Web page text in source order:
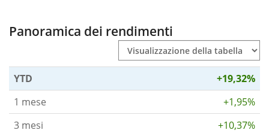
Panoramica dei rendimenti
YTD
+19,32%
1 mese
+1,95%
3 mesi
+10,37%